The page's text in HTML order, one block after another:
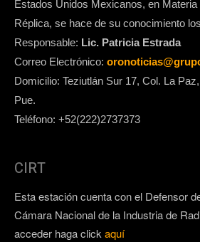
Estados Unidos Mexicanos, en
Réplica, se hace de su conocimiento
Responsable: Lic. Patricia Estrada
Correo Electrónico:
Domicilio: Teziutlán Sur 17, Col. La
Pue.
Teléfono: +52(222)2737373
CIRT
Esta estación cuenta con el Defensor
Cámara Nacional de la Industria de
acceder haga click aquí